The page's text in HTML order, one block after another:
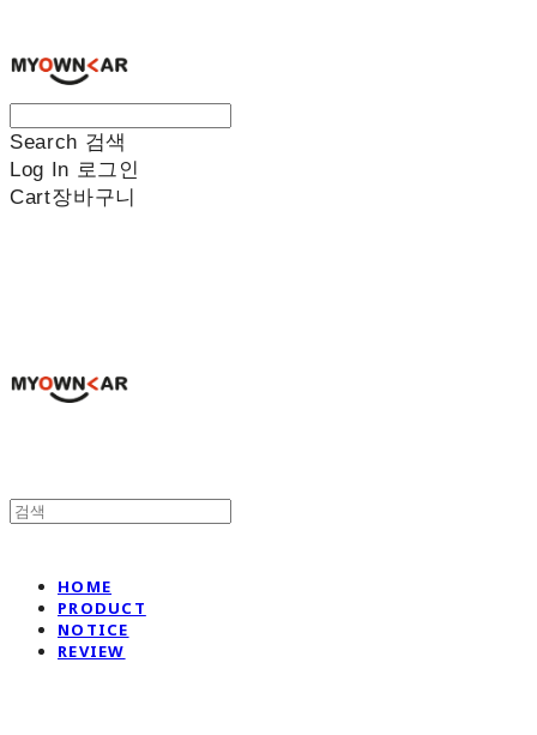
Search 검색
Log In 로그인
Cart장바구니
HOME
PRODUCT
NOTICE
REVIEW